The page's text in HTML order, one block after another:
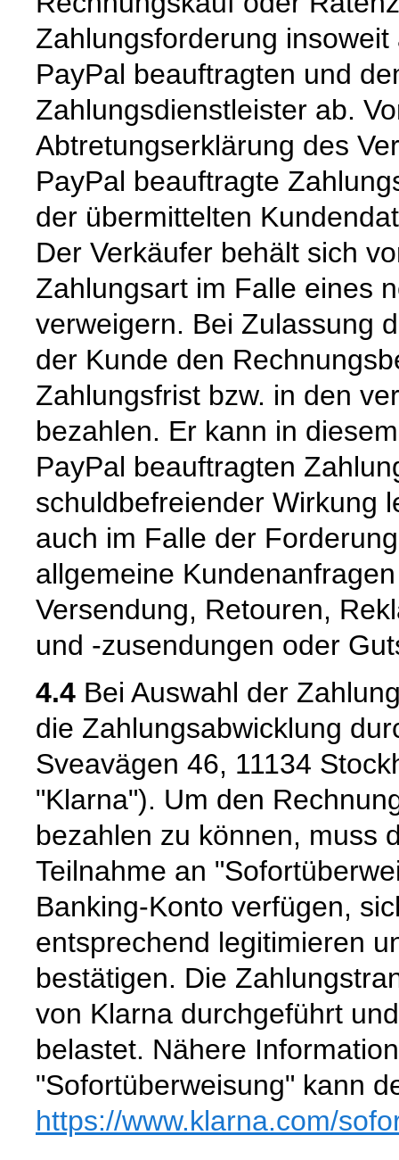
Zahlungsforderung
PayPal beauftragten und
Zahlungsdienstleister ab.
Abtretungserklärung des
PayPal beauftragte
der übermittelten
Der Verkäufer behält sich
Zahlungsart im Falle eines
verweigern. Bei Zulassung
der Kunde den
Zahlungsfrist bzw. in den
bezahlen. Er kann in
PayPal beauftragten
schuldbefreiender Wirkung
auch im Falle der
allgemeine
Versendung, Retouren,
und -zusendungen oder
4.4 Bei Auswahl der
die Zahlungsabwicklung
Sveavägen 46, 11134
"Klarna"). Um den
bezahlen zu können, muss
Teilnahme an
Banking-Konto verfügen,
entsprechend legitimieren
bestätigen. Die
von Klarna durchgeführt
belastet. Nähere
"Sofortüberweisung" kann
https://www.klarna.com/